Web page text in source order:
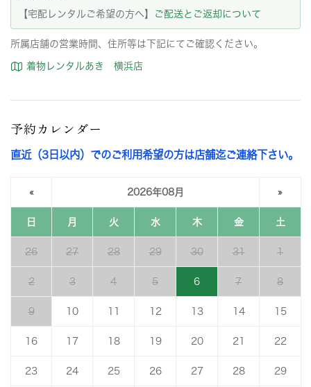
【宅配レンタルご希望の方へ】
ご配送とご返却について
所属店舗の営業時間、住所等は下記にてご確認ください。
着物レンタルあき 横浜店
予約カレンダー
直近（3日以内）でのご利用希望の方は店舗迄ご連絡下さい。
« 2026年08月 »
日 月 火 水 木 金 土
26 27 28 29 30 31 1
2 3 4 5 6 7 8
9 10 12 13 14 15
16 17 18 19 20 21 22
23 24 25 26 27 28 29